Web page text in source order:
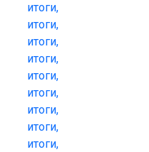
итоги,
итоги,
итоги,
итоги,
итоги,
итоги,
итоги,
итоги,
итоги,